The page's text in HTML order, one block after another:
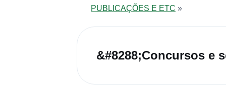
PUBLICAÇÕES E ETC »